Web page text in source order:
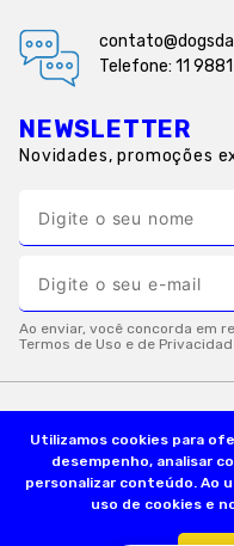
Utilizamos cookies para
desempenho, analisar
personalizar conteúdo. Ao
uso de cookies e
Telefone: 11
NEWSLETTER
Novidades, promoções
INSTITUCIONAL
INFORMAÇÕES ÚTEIS